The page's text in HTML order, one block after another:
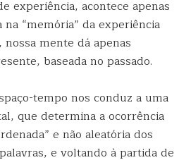
experiência, acontece apenas
“memória” da experiência
mente dá apenas
baseada no passado.
tempo nos conduz a uma
que determina a ocorrência
e não aleatória dos
e voltando à partida de